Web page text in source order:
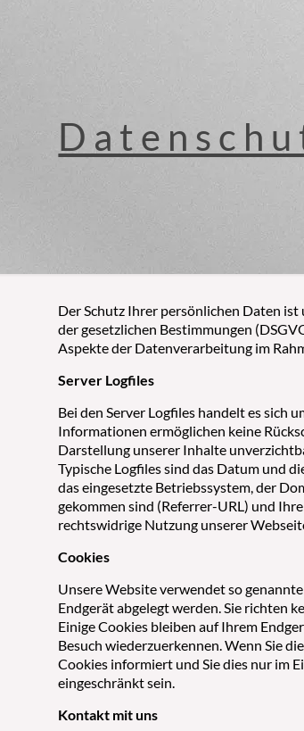
Der Schutz Ihrer persönlichen Daten
der gesetzlichen Bestimmungen
Aspekte der Datenverarbeitung im
Server Logfiles
Bei den Server Logfiles handelt es sich
Informationen ermöglichen keine
Darstellung unserer Inhalte
Typische Logfiles sind das Datum und
das eingesetzte Betriebssystem, der
gekommen sind (Referrer-URL) und
rechtswidrige Nutzung unserer
Cookies
Unsere Website verwendet so
Endgerät abgelegt werden. Sie richten
Einige Cookies bleiben auf Ihrem
Besuch wiederzuerkennen. Wenn Sie
Cookies informiert und Sie dies nur im
eingeschränkt sein.
Kontakt mit uns